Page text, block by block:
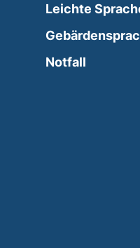
in a new window)
Leichte
Notfall